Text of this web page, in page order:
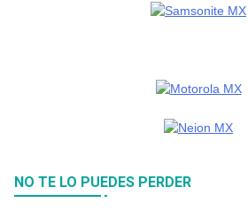
NO TE LO PUEDES PERDER